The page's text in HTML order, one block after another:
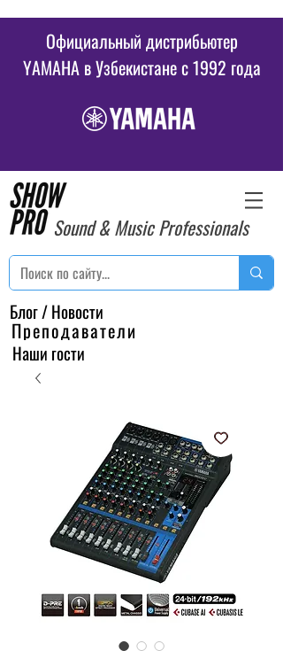
Официальный дистрибьютер
YAMAHA в Узбекистане c 1992 года
Sound & Music Professionals
Блог / Новости
Преподаватели
Наши гости